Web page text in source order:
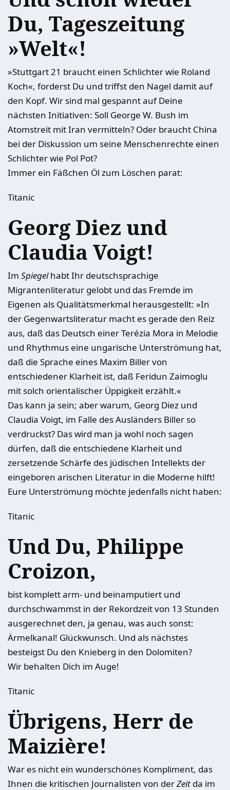
Du, Tageszeitung
»Welt«!
»Stuttgart 21 braucht einen Schlichter wie Roland
Koch«, forderst Du und triffst den Nagel damit auf
den Kopf. Wir sind mal gespannt auf Deine
nächsten Initiativen: Soll George W. Bush im
Atomstreit mit Iran vermitteln? Oder braucht China
bei der Diskussion um seine Menschenrechte einen
Schlichter wie Pol Pot?
Immer ein Fäßchen Öl zum Löschen parat:
Titanic
Georg Diez und
Claudia Voigt!
Im Spiegelhabt Ihr deutschsprachige
Migrantenliteratur gelobt und das Fremde im
Eigenen als Qualitätsmerkmal herausgestellt: »In
der Gegenwartsliteratur macht es gerade den Reiz
aus, daß das Deutsch einer Terézia Mora in Melodie
und Rhythmus eine ungarische Unterströmung hat,
daß die Sprache eines Maxim Biller von
entschiedener Klarheit ist, daß Feridun Zaimoglu
mit solch orientalischer Üppigkeit erzählt.«
Das kann ja sein; aber warum, Georg Diez und
Claudia Voigt, im Falle des Ausländers Biller so
verdruckst? Das wird man ja wohl noch sagen
dürfen, daß die entschiedene Klarheit und
zersetzende Schärfe des jüdischen Intellekts der
eingeboren arischen Literatur in die Moderne hilft!
Eure Unterströmung möchte jedenfalls nicht haben:
Titanic
Und Du, Philippe
Croizon,
bist komplett arm- und beinamputiert und
durchschwammst in der Rekordzeit von 13 Stunden
ausgerechnet den, ja genau, was auch sonst:
Ärmelkanal! Glückwunsch. Und als nächstes
besteigst Du den Knieberg in den Dolomiten?
Wir behalten Dich im Auge!
Titanic
Übrigens, Herr de
Maizière!
War es nicht ein wunderschönes Kompliment, das
Ihnen die kritischen Journalisten von derZeit da im